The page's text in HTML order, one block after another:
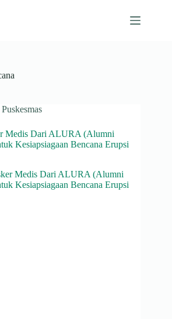
Puskesmas
Medis Dari ALURA (Alumni
Kesiapsiagaan Bencana Erupsi